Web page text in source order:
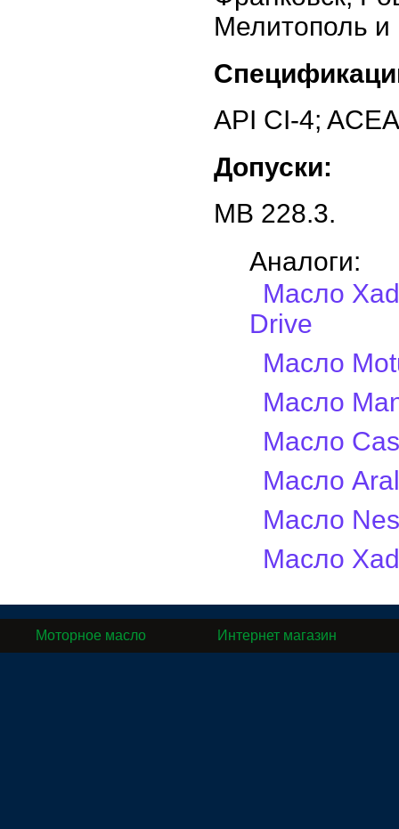
Мелитополь и
API CI-4;
Допуски:
MB 228.3.
Аналоги:
Масло
Drive
Масло
Масло
Масло
Масло
Масло
Масло
Моторное масло Интернет магазин